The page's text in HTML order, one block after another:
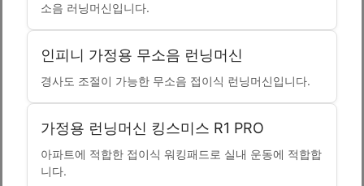
소음 러닝머신입니다.
인피니 가정용 무소음 런닝머신
경사도 조절이 가능한 무소음 접이식 런닝머신입니다.
가정용 런닝머신 킹스미스 R1 PRO
아파트에 적합한 접이식 워킹패드로 실내 운동에 적합합
니다.